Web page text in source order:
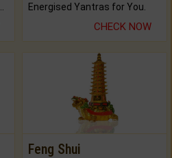
Energised Yantras for You.
CHECK NOW
Feng Shui